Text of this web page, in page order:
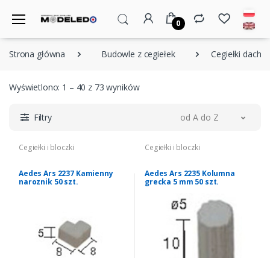
0
Strona główna Budowle z cegiełek Cegiełki
Wyświetlono: 1 – 40 z 73 wyników
Filtry od A do Z
Cegiełki i bloczki
Aedes Ars 2237 Kamienny
naroznik 50 szt.
Cegiełki i bloczki
Aedes Ars 2235 Kolumna
grecka 5 mm 50 szt.